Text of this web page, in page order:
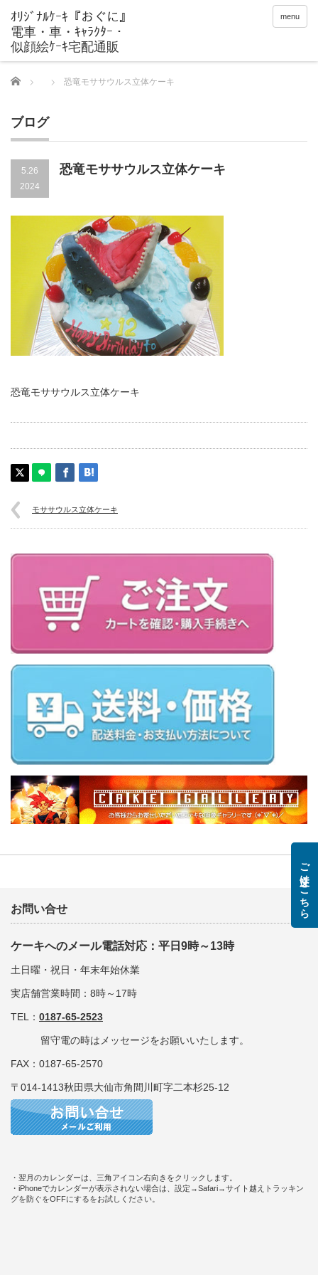
menu
Home 恐竜モササウルス立体ケーキ
ブログ
5.26
2024
恐竜モササウルス立体ケーキ
恐竜モササウルス立体ケーキ
モササウルス立体ケーキ
お問い合せ
ケーキへのメール電話対応：平日9時～13時
土日曜・祝日・年末年始休業
実店舗営業時間：8時～17時
TEL： 0187-65-2523
留守電の時はメッセージをお願いいたします。
FAX：0187-65-2570
〒014-1413秋田県大仙市角間川町字二本杉25-12
・翌月のカレンダーは、三角アイコン右向きをクリックします。
・iPhoneでカレンダーが表示されない場合は、設定→Safari→サイト越えトラッキン
グを防ぐをOFFにするをお試しください。
ご注文はこちら